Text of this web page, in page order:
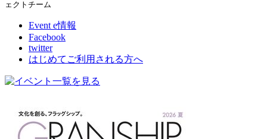
ェクトチーム
Event e情報
Facebook
twitter
はじめてご利用される方へ